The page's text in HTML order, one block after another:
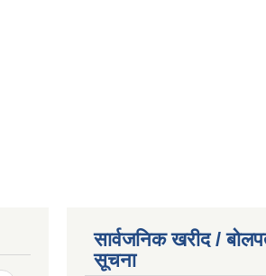
सार्वजनिक खरीद /
सूचना